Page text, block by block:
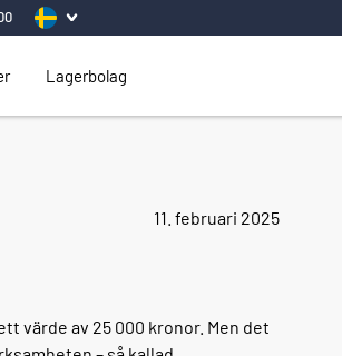
Lagerbolag
11. februari 2025
värde av 25 000 kronor. Men det